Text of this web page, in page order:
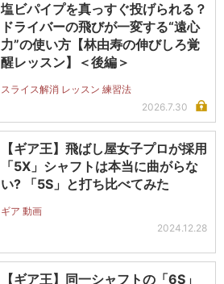
塩ビパイプを真っすぐ投げられる？
ドライバーの飛びが一変する“遠心
力”の使い方【林由寿の伸びしろ覚
醒レッスン】＜後編＞
スライス解消 レッスン 練習法
2026.7.30
【ギア王】飛ばし屋女子プロが採用
「5X」シャフトは本当に曲がらな
い? 「5S」と打ち比べてみた
ギア 動画
2024.12.28
【ギア王】同一シャフトの「6S」